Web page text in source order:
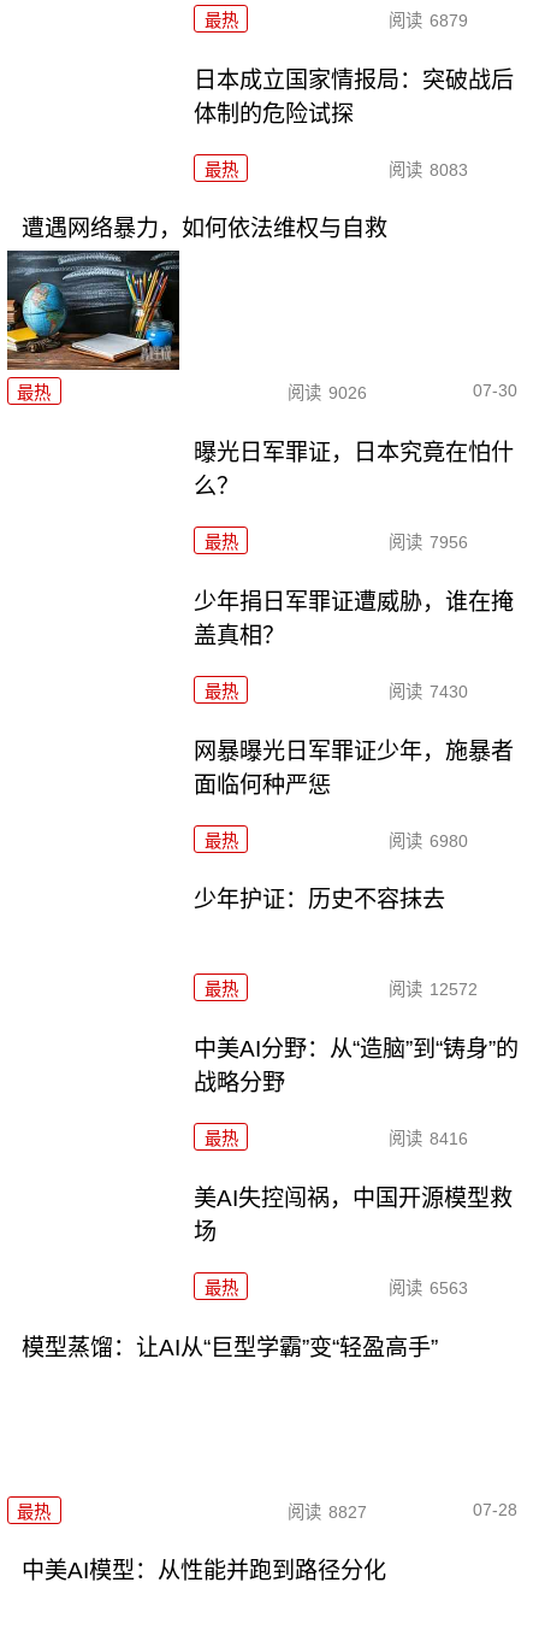
最热 阅读 6879
日本成立国家情报局：突破战后
体制的危险试探
最热 阅读 8083
遭遇网络暴力，如何依法维权与自救
最热 阅读 9026 07-30
曝光日军罪证，日本究竟在怕什
么？
最热 阅读 7956
少年捐日军罪证遭威胁，谁在掩
盖真相？
最热 阅读 7430
网暴曝光日军罪证少年，施暴者
面临何种严惩
最热 阅读 6980
少年护证：历史不容抹去
最热 阅读 12572
中美AI分野：从“造脑”到“铸身”的
战略分野
最热 阅读 8416
美AI失控闯祸，中国开源模型救
场
最热 阅读 6563
模型蒸馏：让AI从“巨型学霸”变“轻盈高手”
最热 阅读 8827 07-28
中美AI模型：从性能并跑到路径分化